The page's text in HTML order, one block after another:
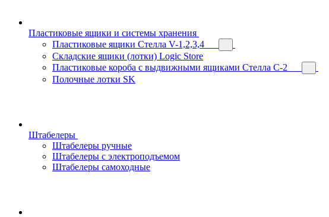
Пластиковые ящики и системы хранения
Пластиковые ящики Стелла V-1,2,3,4
Складские ящики (лотки) Logiс Store
Пластиковые короба с выдвижными ящиками Стелла С-2
Полочные лотки SK
Штабелеры
Штабелеры ручные
Штабелеры с электроподъемом
Штабелеры самоходные